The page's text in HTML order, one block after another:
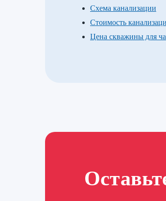
Схема канализации
Стоимость
Цена скважины для